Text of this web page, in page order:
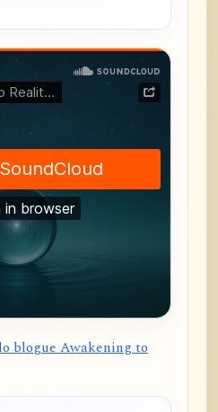
blogue Awakening to